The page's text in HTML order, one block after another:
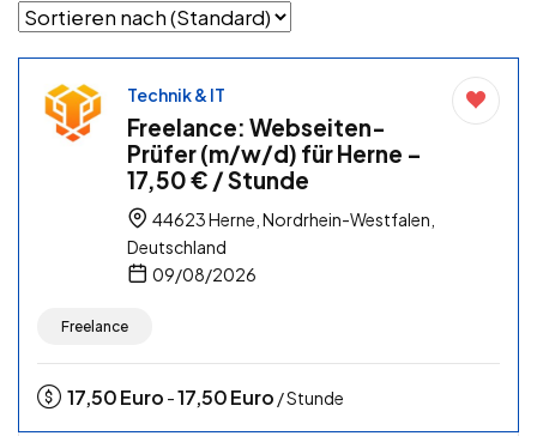
Technik & IT
Freelance: Webseiten-
Prüfer (m/w/d) für Herne –
17,50 € / Stunde
44623 Herne, Nordrhein-Westfalen,
Deutschland
09/08/2026
Freelance
17,50Euro -17,50Euro / Stunde